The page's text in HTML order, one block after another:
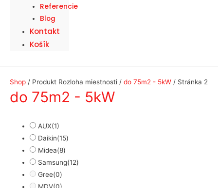
Referencie
Blog
Kontakt
Košík
Shop / Produkt Rozloha miestnosti / do 75m2 - 5kW / Stránka 2
do 75m2 - 5kW
AUX(1)
Daikin(15)
Midea(8)
Samsung(12)
Gree(0)